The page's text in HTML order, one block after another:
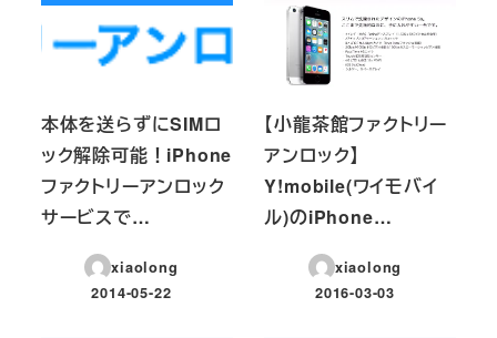
本体を送らずにSIMロ
ック解除可能！iPhone
ファクトリーアンロック
サービスで…
xiaolong
投稿日
2014-05-22
【小龍茶館ファクトリー
アンロック】
Y!mobile(ワイモバイ
ル)のiPhone…
xiaolong
投稿日
2016-03-03